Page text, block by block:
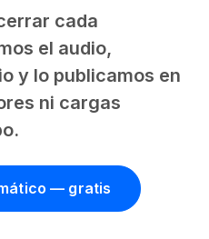
cada
el audio,
y lo publicamos en
ni cargas
— gratis